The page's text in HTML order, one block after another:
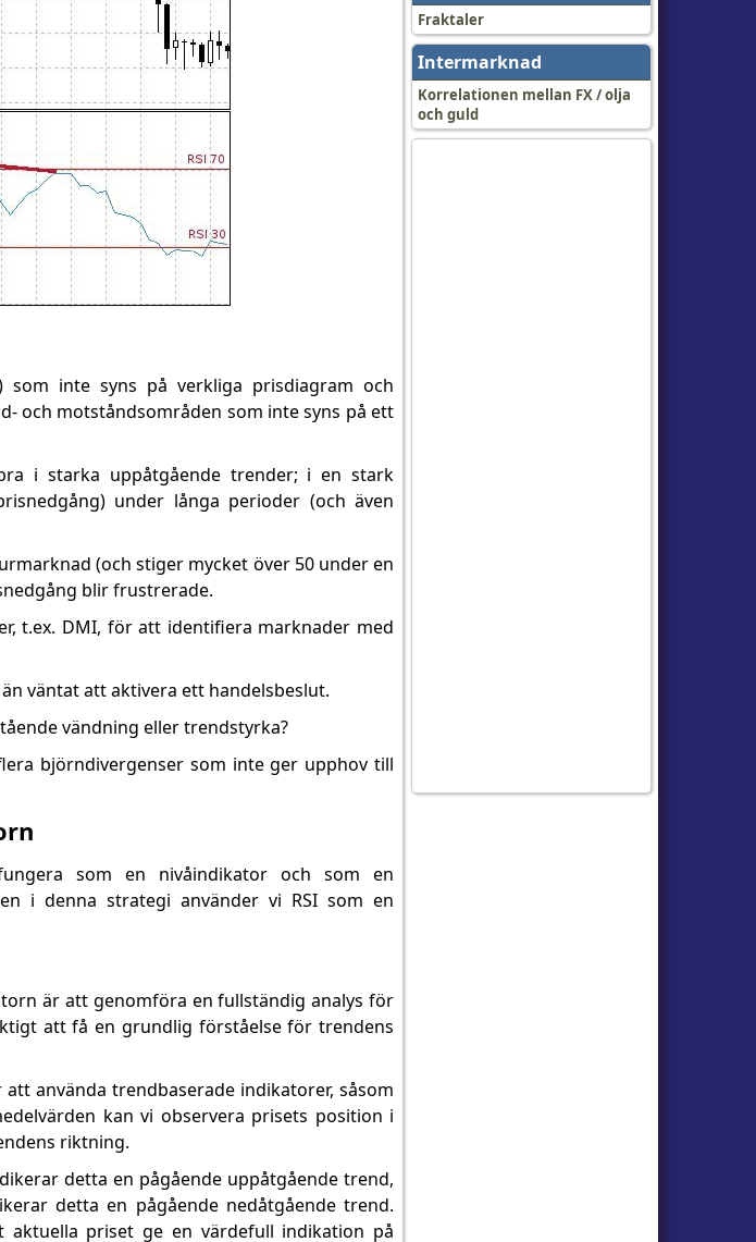
Fraktaler
Intermarknad
Korrelationen mellan FX / olja
och guld
inte syns på verkliga prisdiagram och
och motståndsområden som inte syns på ett
i starka uppåtgående trender; i en stark
under långa perioder (och även
(och stiger mycket över 50 under en
blir frustrerade.
t.ex. DMI, för att identifiera marknader med
väntat att aktivera ett handelsbeslut.
vändning eller trendstyrka?
björndivergenser som inte ger upphov till
som en nivåindikator och som en
i denna strategi använder vi RSI som en
är att genomföra en fullständig analys för
att få en grundlig förståelse för trendens
använda trendbaserade indikatorer, såsom
kan vi observera prisets position i
riktning.
detta en pågående uppåtgående trend,
detta en pågående nedåtgående trend.
aktuella priset ge en värdefull indikation på